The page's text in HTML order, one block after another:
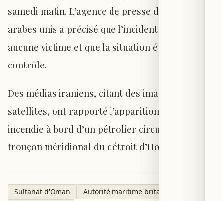
samedi matin. L’agence de presse des Émirats
arabes unis a précisé que l’incident n’avait fait
aucune victime et que la situation était sous
contrôle.
Des médias iraniens, citant des images
satellites, ont rapporté l’apparition d’un
incendie à bord d’un pétrolier circulant sur le
tronçon méridional du détroit d’Hormuz.
Sultanat d'Oman
Autorité maritime britannique